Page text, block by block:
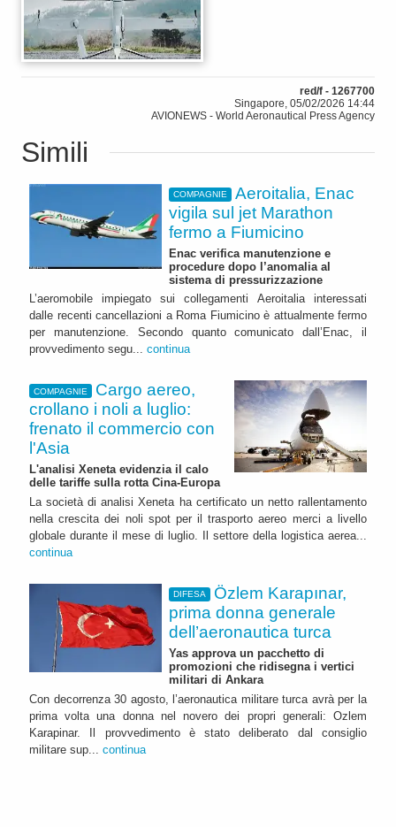
red/f - 1267700
Singapore, 05/02/2026 14:44
AVIONEWS - World Aeronautical Press Agency
Simili
COMPAGNIE
Aeroitalia, Enac
vigila sul jet Marathon
fermo a Fiumicino
Enac verifica manutenzione e
procedure dopo l’anomalia al
sistema di pressurizzazione
L’aeromobile impiegato sui collegamenti Aeroitalia interessati
dalle recenti cancellazioni a Roma Fiumicino è attualmente fermo
per manutenzione. Secondo quanto comunicato dall’Enac, il
provvedimento segu... continua
COMPAGNIE
Cargo aereo,
crollano i noli a luglio:
frenato il commercio con
l'Asia
L'analisi Xeneta evidenzia il calo
delle tariffe sulla rotta Cina-Europa
La società di analisi Xeneta ha certificato un netto rallentamento
nella crescita dei noli spot per il trasporto aereo merci a livello
globale durante il mese di luglio. Il settore della logistica aerea...
continua
DIFESA
Özlem Karapınar,
prima donna generale
dell’aeronautica turca
Yas approva un pacchetto di
promozioni che ridisegna i vertici
militari di Ankara
Con decorrenza 30 agosto, l’aeronautica militare turca avrà per la
prima volta una donna nel novero dei propri generali: Ozlem
Karapinar. Il provvedimento è stato deliberato dal consiglio
militare sup... continua